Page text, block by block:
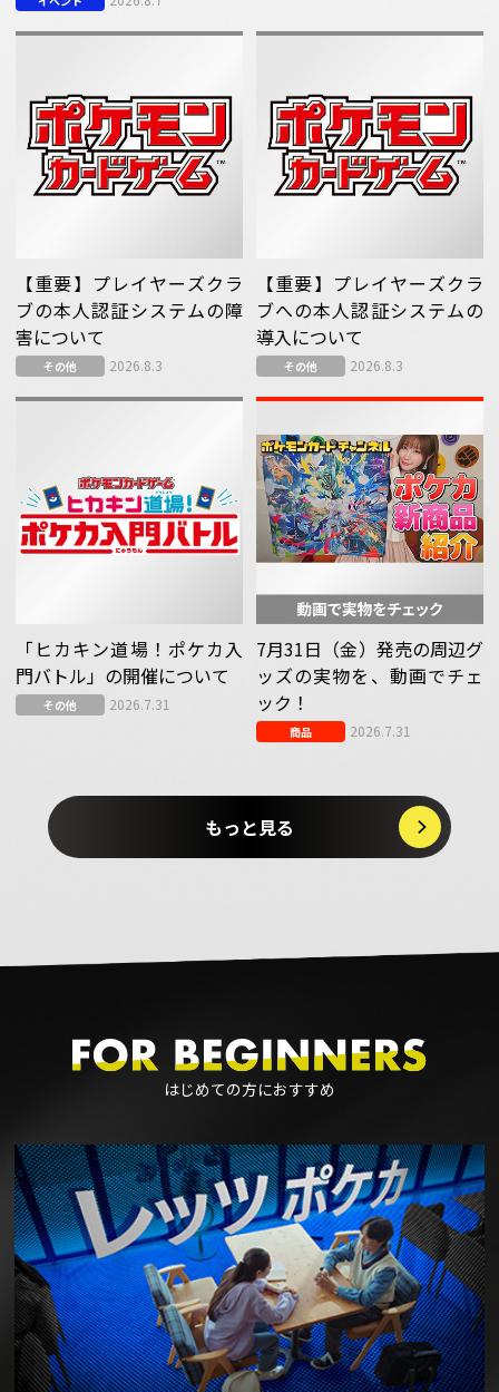
【重要】プレイヤーズクラ
ブの本人認証システムの障
害について
その他 2026.8.3
【重要】プレイヤーズクラ
ブへの本人認証システムの
導入について
その他 2026.8.3
「ヒカキン道場！ポケカ入
門バトル」の開催について
その他 2026.7.31
7月31日（金）発売の周辺グ
ッズの実物を、動画でチェ
ック！
商品 2026.7.31
もっと見る
はじめての方におすすめ